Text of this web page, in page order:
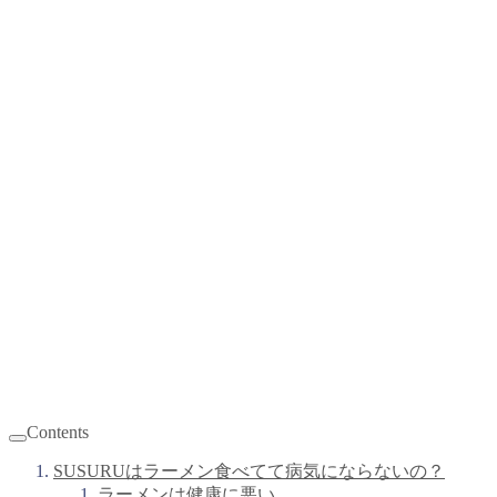
Contents
SUSURUはラーメン食べてて病気にならないの？